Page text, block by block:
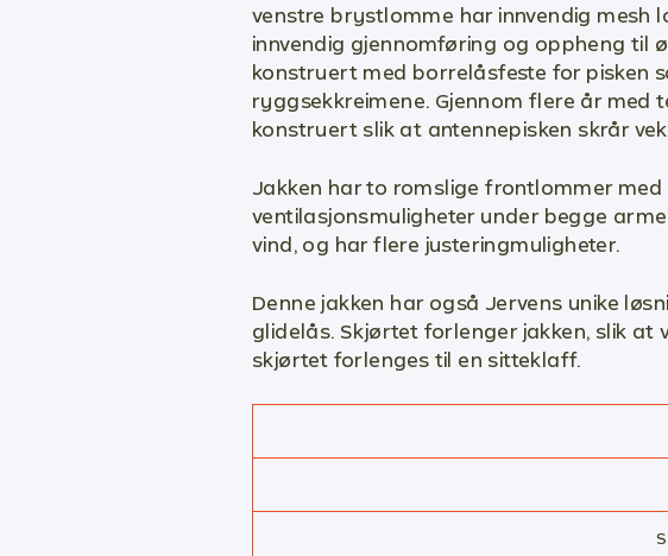
venstre brystlomme har innvendig mesh
innvendig gjennomføring og oppheng til
konstruert med borrelåsfeste for pisken
ryggsekkreimene. Gjennom flere år med
konstruert slik at antennepisken skrår
Jakken har to romslige frontlommer
ventilasjonsmuligheter under begge
vind, og har flere justeringmuligheter.
Denne jakken har også Jervens unike
glidelås. Skjørtet forlenger jakken, slik at
skjørtet forlenges til en sitteklaff.